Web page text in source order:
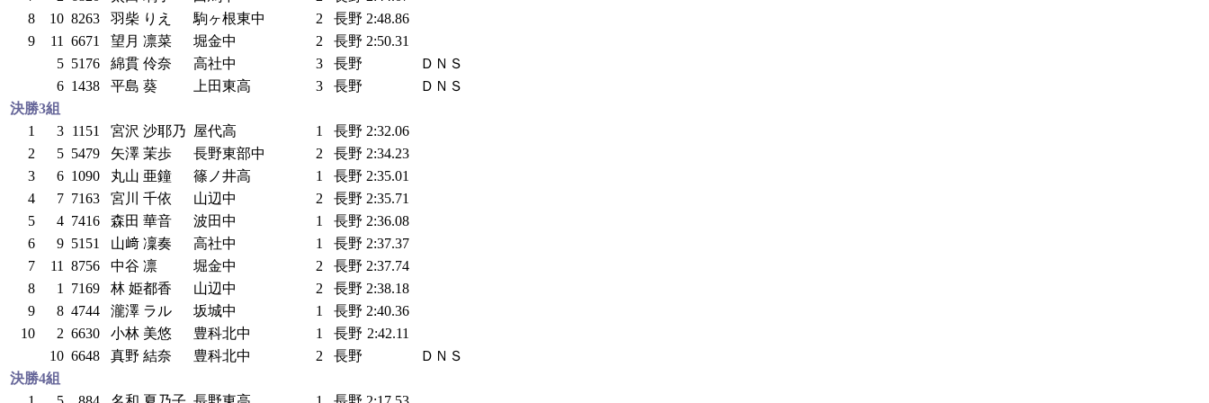
8
10 8263 羽柴 りえ 駒ヶ根東中 2 長野 2:48.86
9
11 6671 望月 凛菜 堀金中 2 長野 2:50.31
5 5176 綿貫 伶奈 高社中 3 長野
ＤＮＳ
6 1438 平島 葵 上田東高 3 長野
ＤＮＳ
決勝3組
1
3 1151 宮沢 沙耶乃 屋代高 1 長野 2:32.06
2
5 5479 矢澤 茉歩 長野東部中 2 長野 2:34.23
3
6 1090 丸山 亜鐘 篠ノ井高 1 長野 2:35.01
4
7 7163 宮川 千依 山辺中 2 長野 2:35.71
5
4 7416 森田 華音 波田中 1 長野 2:36.08
6
9 5151 山﨑 凜奏 高社中 1 長野 2:37.37
7
11 8756 中谷 凛 堀金中 2 長野 2:37.74
8
1 7169 林 姫都香 山辺中 2 長野 2:38.18
9
8 4744 瀧澤 ラル 坂城中 1 長野 2:40.36
10
2 6630 小林 美悠 豊科北中 1 長野 2:42.11
10 6648 真野 結奈 豊科北中 2 長野
ＤＮＳ
決勝4組